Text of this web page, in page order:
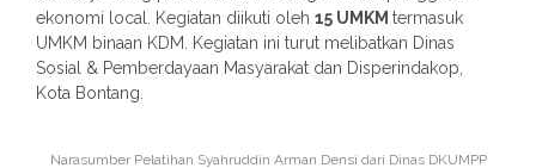
ekonomi local. Kegiatan diikuti oleh 15 UMKM termasuk
UMKM binaan KDM. Kegiatan ini turut melibatkan Dinas
Sosial & Pemberdayaan Masyarakat dan Disperindakop,
Kota Bontang.
Narasumber Pelatihan Syahruddin Arman Densi dari Dinas DKUMPP